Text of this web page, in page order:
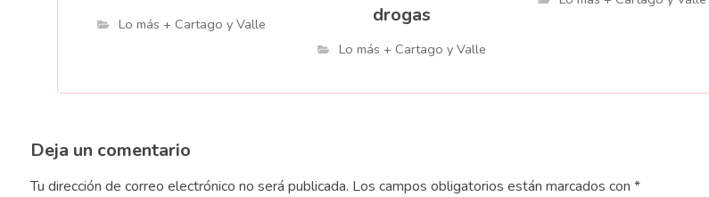
Lo más + Cartago y Valle
drogas
Lo más + Cartago y Valle
Deja un comentario
Tu dirección de correo electrónico no será publicada. Los campos obligatorios están marcados con *